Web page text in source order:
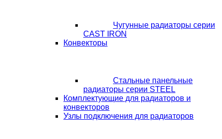
Чугунные радиаторы серии
CAST IRON
Конвекторы
Стальные панельные
радиаторы серии STEEL
Комплектующие для радиаторов и
конвекторов
Узлы подключения для радиаторов